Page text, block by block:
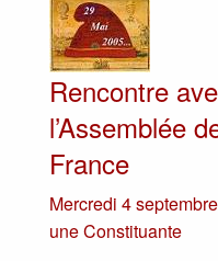
Rencontre
l’Assemblée
France
Mercredi 4
une Constituante